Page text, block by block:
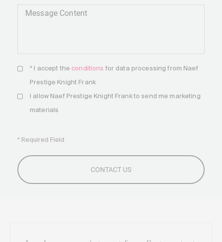
Message Content
* I accept the conditions for data processing from Naef
Prestige Knight Frank
I allow Naef Prestige Knight Frank to send me marketing
materials
* Required Field